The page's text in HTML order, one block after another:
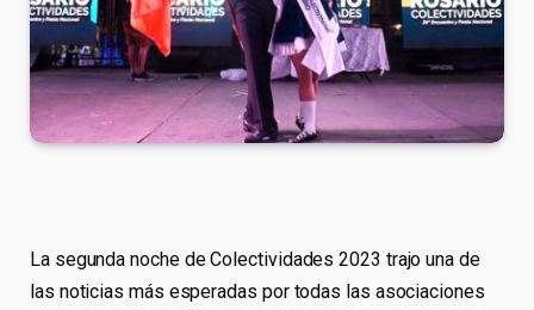
La segunda noche de Colectividades 2023 trajo una de
las noticias más esperadas por todas las asociaciones